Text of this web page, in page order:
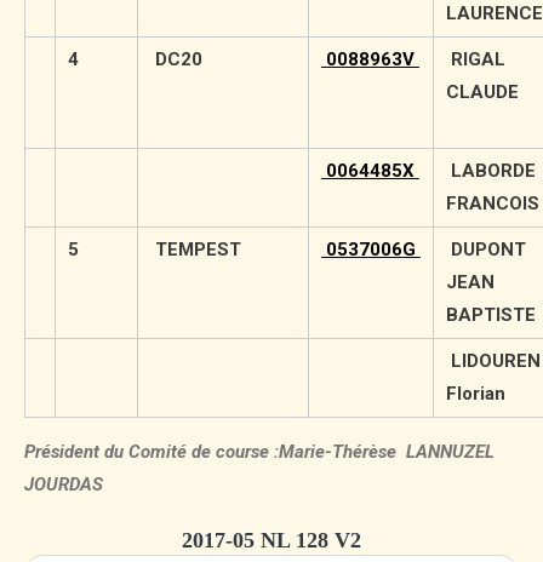
4 DC20 0088963V
RIGAL
CLAUDE
0064485X
LABORDE
FRANCOIS
5 TEMPEST 0537006G
DUPONT
JEAN
BAPTISTE
LIDOUREN
Florian
Président du Comité de course :Marie-Thérèse LANNUZEL
JOURDAS
2017-05 NL 128 V2